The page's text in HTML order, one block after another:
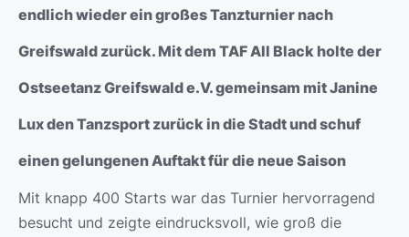
endlich wieder ein großes Tanzturnier nach
Greifswald zurück. Mit dem TAF All Black holte der
Ostseetanz Greifswald e.V. gemeinsam mit Janine
Lux den Tanzsport zurück in die Stadt und schuf
einen gelungenen Auftakt für die neue Saison
Mit knapp 400 Starts war das Turnier hervorragend
besucht und zeigte eindrucksvoll, wie groß die